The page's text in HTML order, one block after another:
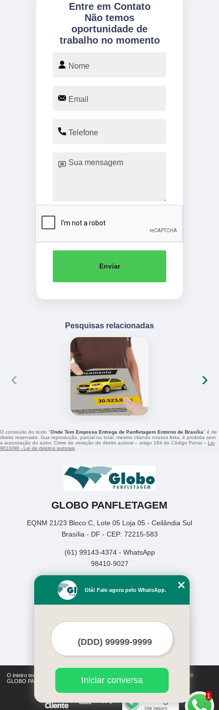
Entre em Contato
Não temos
oportunidade de
trabalho no momento
Enviar
Pesquisas relacionadas
‹ ›
O conteúdo do texto "Onde Tem Empresa Entrega de Panfletagem Entorno de Brasília" é de
direito reservado. Sua reprodução, parcial ou total, mesmo citando nossos links, é proibida sem
a autorização do autor. Crime de violação de direito autoral – artigo 184 do Código Penal – Lei
9610/98 - Lei de direitos autorais.
GLOBO PANFLETAGEM
EQNM 21/23 Bloco C, Lote 05 Loja 05 - Ceilândia Sul
Brasília - DF - CEP: 72215-583
(61) 99143-4374 - WhatsApp
98410-9027
Empresa
Missão
Mapa do site
O inteiro teor deste site está sujeito à proteção de direitos autorais. Copyright©
GLOBO PANFLETAGEM (Lei 9610 de 19/02/1998)
1
Olá! Fale agora pelo WhatsApp.
Iniciar conversa